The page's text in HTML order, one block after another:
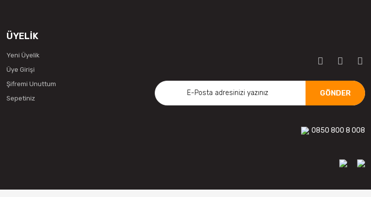
ÜYELİK
Yeni Üyelik
Üye Girişi
Şifremi Unuttum
Sepetiniz
GÖNDER
0850 800 8 008